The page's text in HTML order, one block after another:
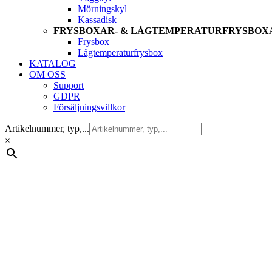
Mörningskyl
Kassadisk
FRYSBOXAR- &
Frysbox
Lågtemperaturfrysbox
KATALOG
OM OSS
Support
GDPR
Försäljningsvillkor
Artikelnummer, typ,...
×